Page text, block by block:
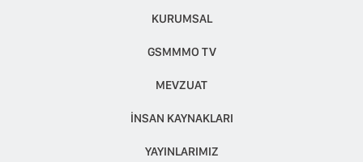
KURUMSAL
GSMMMO TV
MEVZUAT
İNSAN KAYNAKLARI
YAYINLARIMIZ